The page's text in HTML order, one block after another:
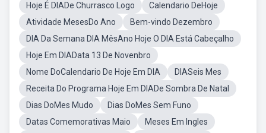
Hoje É DIADe Churrasco Logo
Calendario DeHoje
Atividade MesesDo Ano
Bem-vindo Dezembro
DIA Da Semana DIA MêsAno Hoje O DIA Está Cabeçalho
Hoje Em DIAData 13 De Novenbro
Nome DoCalendario De Hoje Em DIA
DIASeis Mes
Receita Do Programa Hoje Em DIADe Sombra De Natal
Dias DoMes Mudo
Dias DoMes Sem Funo
Datas Comemorativas Maio
Meses Em Ingles